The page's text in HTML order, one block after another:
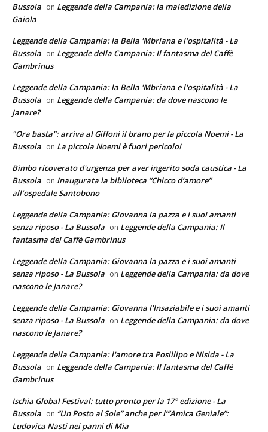
Bussola on Leggende della Campania: la maledizione della
Gaiola
Leggende della Campania: la Bella 'Mbriana e l'ospitalità - La
Bussola on Leggende della Campania: Il fantasma del Caffè
Gambrinus
Leggende della Campania: la Bella 'Mbriana e l'ospitalità - La
Bussola on Leggende della Campania: da dove nascono le
Janare?
"Ora basta": arriva al Giffoni il brano per la piccola Noemi - La
Bussola on La piccola Noemi è fuori pericolo!
Bimbo ricoverato d'urgenza per aver ingerito soda caustica - La
Bussola on Inaugurata la biblioteca “Chicco d’amore”
all’ospedale Santobono
Leggende della Campania: Giovanna la pazza e i suoi amanti
senza riposo - La Bussola on Leggende della Campania: Il
fantasma del Caffè Gambrinus
Leggende della Campania: Giovanna la pazza e i suoi amanti
senza riposo - La Bussola on Leggende della Campania: da dove
nascono le Janare?
Leggende della Campania: Giovanna l'Insaziabile e i suoi amanti
senza riposo - La Bussola on Leggende della Campania: da dove
nascono le Janare?
Leggende della Campania: l'amore tra Posillipo e Nisida - La
Bussola on Leggende della Campania: Il fantasma del Caffè
Gambrinus
Ischia Global Festival: tutto pronto per la 17° edizione - La
Bussola on “Un Posto al Sole” anche per l’”Amica Geniale”:
Ludovica Nasti nei panni di Mia